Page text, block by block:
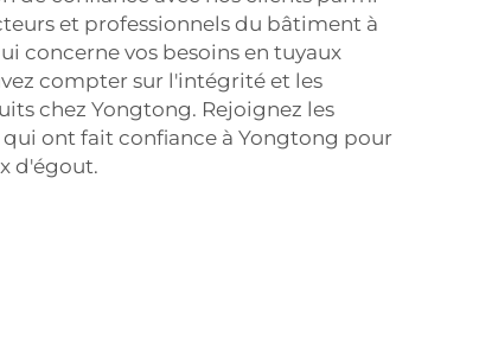
et professionnels du bâtiment à
concerne vos besoins en tuyaux
compter sur l'intégrité et les
chez Yongtong. Rejoignez les
ont fait confiance à Yongtong pour
d'égout.